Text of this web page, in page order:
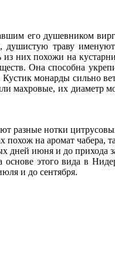
его душевником
траву
них похожи на
Она способна
монарды сильно
махровые, их диаметр
разные нотки
на аромат чабера,
дней июня и до прихода
этого вида в
и до сентября.